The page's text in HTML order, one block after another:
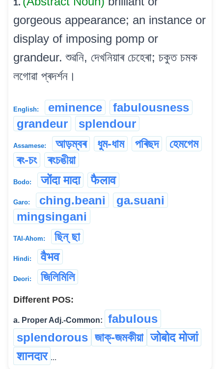
1.
gorgeous appearance; an instance or
display of imposing pomp or
grandeur. শুৱনি, দেখনিয়াৰ চেহেৰা; চকুত চমক
লগোৱা প্ৰদৰ্শন।
English: eminence
fabulousness
grandeur
splendour
Assamese: আড়ম্বৰ ধুম-ধাম পৰিছদ
হেমগেম
ৰং-চং
ৰংচঙীয়া
Bodo: जोंदा मादा फैलाव
Garo: ching.beani
ga.suani
mingsingani
TAI-Ahom: ছিন্ ছা
Hindi: वैभव
Deori: জিলিমিলি
Different POS:
a. Proper Adj.-Common:
fabulous
splendorous জাক্-জমকীয়া जोबोद मोजां
शानदार ...